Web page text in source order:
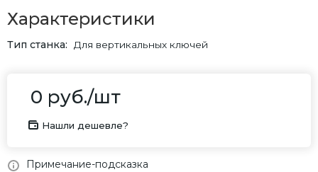
Характеристики
Тип станка Для вертикальных ключей
0 руб./шт
Нашли дешевле?
Примечание-подсказка